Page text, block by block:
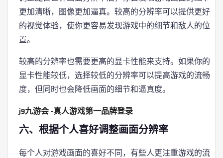
更加清晰，图像更加逼真。较高的分辨率可以提供更好
的视觉体验，使你更容易发现游戏中的细节和敌人的位
置。
较高的分辨率也需要更高的显卡性能来支持。如果你的
显卡性能较低，选择较低的分辨率可以提高游戏的流畅
度，但同时也会降低画面的细节和逼真度。
j9九游会 -真人游戏第一品牌登录
六、根据个人喜好调整画面分辨率
每个人对游戏画面的喜好不同，有些人更注重游戏的流